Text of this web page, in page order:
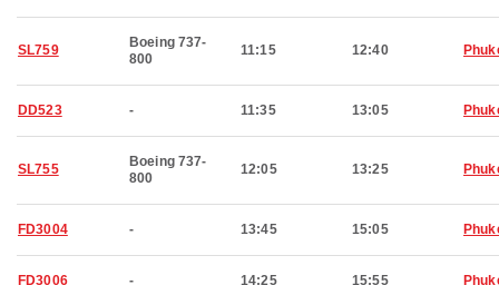
SL759
Boeing 737-
800
11:15 12:40
DD523 - 11:35 13:05
SL755
Boeing 737-
800
12:05 13:25
FD3004 - 13:45 15:05
FD3006 - 14:25 15:55